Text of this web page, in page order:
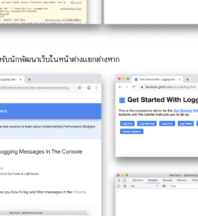
รับนักพัฒนาเว็บในหน้าต่างแยกต่างหาก